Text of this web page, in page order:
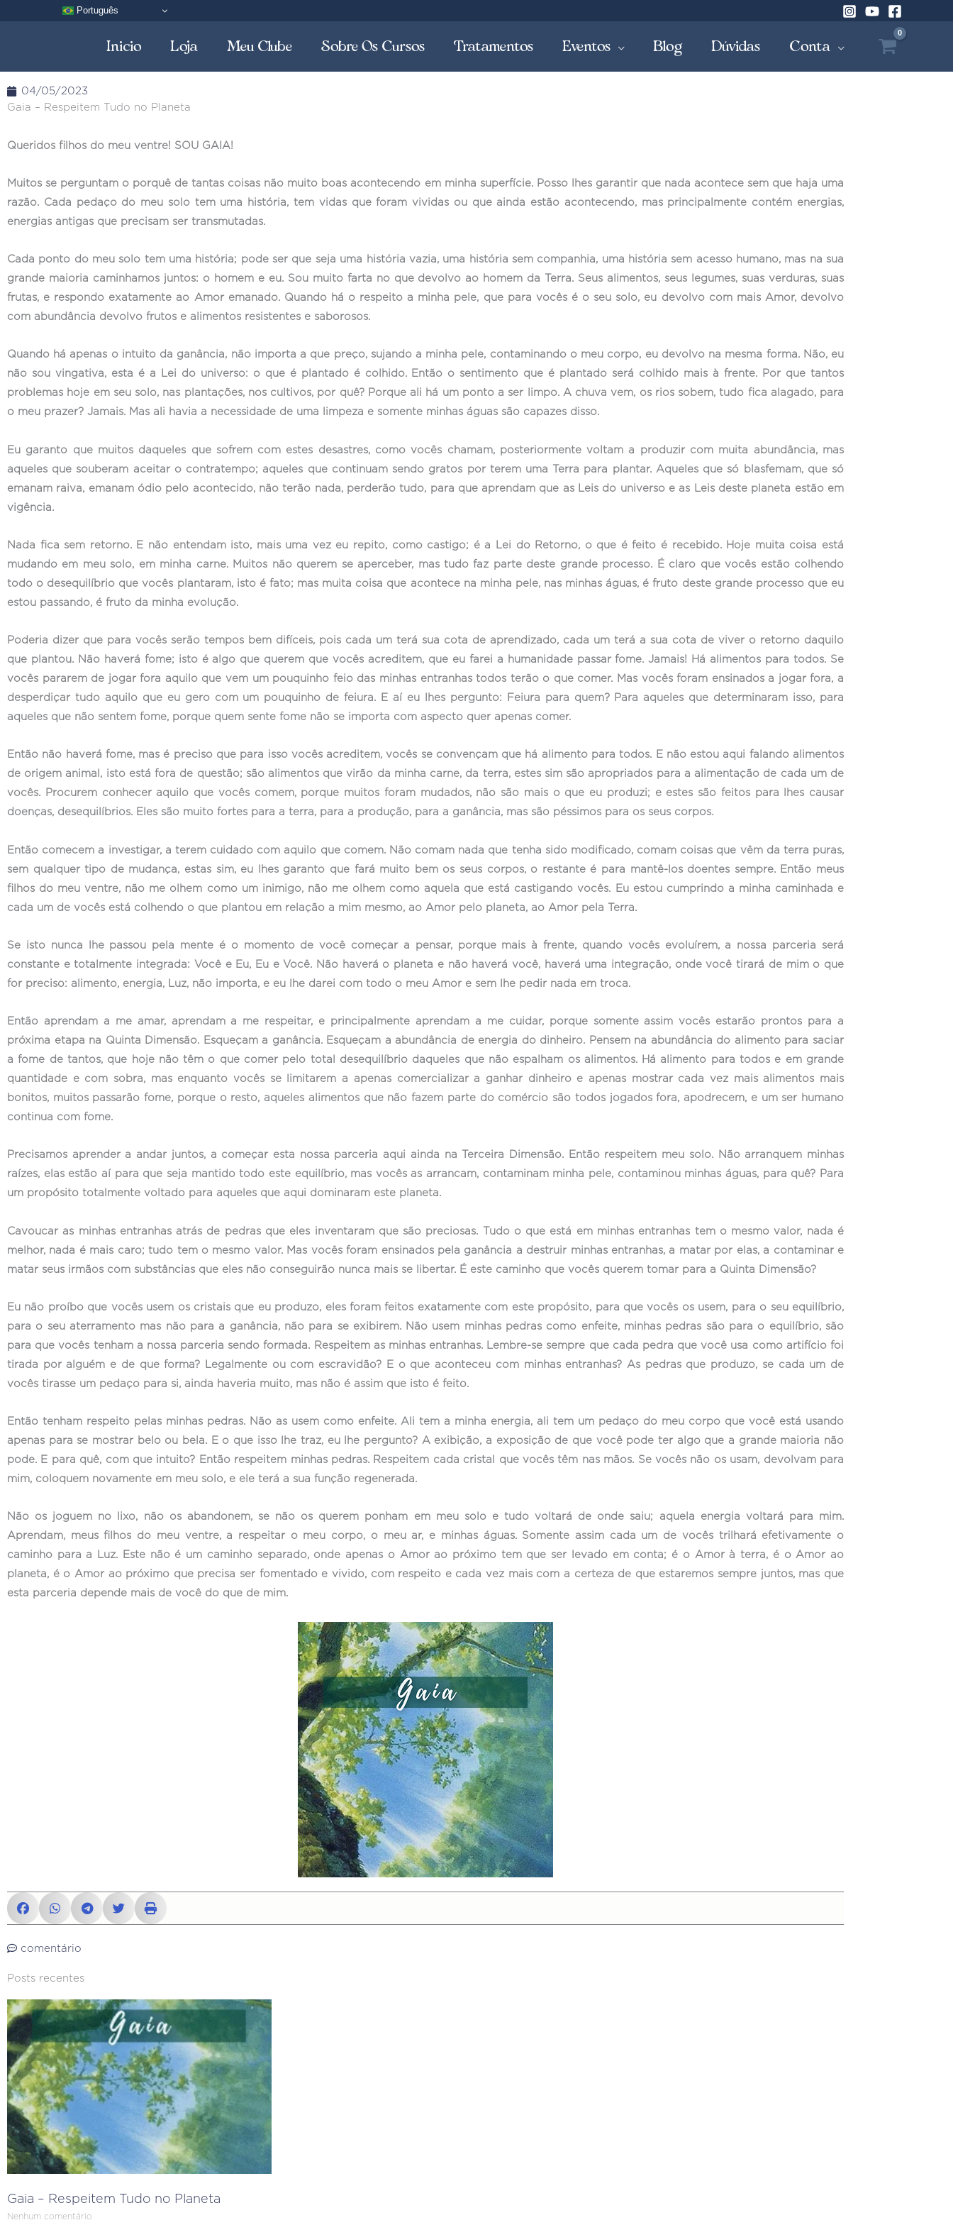
Português
Inicio Loja Meu Clube Sobre Os Cursos Tratamentos Eventos Blog Dúvidas Conta
04/05/2023
Gaia – Respeitem Tudo no Planeta
Queridos filhos do meu ventre! SOU GAIA!
Muitos se perguntam o porquê de tantas coisas não muito boas acontecendo em minha superfície. Posso lhes garantir que nada acontece sem que haja uma
razão. Cada pedaço do meu solo tem uma história, tem vidas que foram vividas ou que ainda estão acontecendo, mas principalmente contém energias,
energias antigas que precisam ser transmutadas.
Cada ponto do meu solo tem uma história; pode ser que seja uma história vazia, uma história sem companhia, uma história sem acesso humano, mas na sua
grande maioria caminhamos juntos: o homem e eu. Sou muito farta no que devolvo ao homem da Terra. Seus alimentos, seus legumes, suas verduras, suas
frutas, e respondo exatamente ao Amor emanado. Quando há o respeito a minha pele, que para vocês é o seu solo, eu devolvo com mais Amor, devolvo
com abundância devolvo frutos e alimentos resistentes e saborosos.
Quando há apenas o intuito da ganância, não importa a que preço, sujando a minha pele, contaminando o meu corpo, eu devolvo na mesma forma. Não, eu
não sou vingativa, esta é a Lei do universo: o que é plantado é colhido. Então o sentimento que é plantado será colhido mais à frente. Por que tantos
problemas hoje em seu solo, nas plantações, nos cultivos, por quê? Porque ali há um ponto a ser limpo. A chuva vem, os rios sobem, tudo fica alagado, para
o meu prazer? Jamais. Mas ali havia a necessidade de uma limpeza e somente minhas águas são capazes disso.
Eu garanto que muitos daqueles que sofrem com estes desastres, como vocês chamam, posteriormente voltam a produzir com muita abundância, mas
aqueles que souberam aceitar o contratempo; aqueles que continuam sendo gratos por terem uma Terra para plantar. Aqueles que só blasfemam, que só
emanam raiva, emanam ódio pelo acontecido, não terão nada, perderão tudo, para que aprendam que as Leis do universo e as Leis deste planeta estão em
vigência.
Nada fica sem retorno. E não entendam isto, mais uma vez eu repito, como castigo; é a Lei do Retorno, o que é feito é recebido. Hoje muita coisa está
mudando em meu solo, em minha carne. Muitos não querem se aperceber, mas tudo faz parte deste grande processo. É claro que vocês estão colhendo
todo o desequilíbrio que vocês plantaram, isto é fato; mas muita coisa que acontece na minha pele, nas minhas águas, é fruto deste grande processo que eu
estou passando, é fruto da minha evolução.
Poderia dizer que para vocês serão tempos bem difíceis, pois cada um terá sua cota de aprendizado, cada um terá a sua cota de viver o retorno daquilo
que plantou. Não haverá fome; isto é algo que querem que vocês acreditem, que eu farei a humanidade passar fome. Jamais! Há alimentos para todos. Se
vocês pararem de jogar fora aquilo que vem um pouquinho feio das minhas entranhas todos terão o que comer. Mas vocês foram ensinados a jogar fora, a
desperdiçar tudo aquilo que eu gero com um pouquinho de feiura. E aí eu lhes pergunto: Feiura para quem? Para aqueles que determinaram isso, para
aqueles que não sentem fome, porque quem sente fome não se importa com aspecto quer apenas comer.
Então não haverá fome, mas é preciso que para isso vocês acreditem, vocês se convençam que há alimento para todos. E não estou aqui falando alimentos
de origem animal, isto está fora de questão; são alimentos que virão da minha carne, da terra, estes sim são apropriados para a alimentação de cada um de
vocês. Procurem conhecer aquilo que vocês comem, porque muitos foram mudados, não são mais o que eu produzi; e estes são feitos para lhes causar
doenças, desequilíbrios. Eles são muito fortes para a terra, para a produção, para a ganância, mas são péssimos para os seus corpos.
Então comecem a investigar, a terem cuidado com aquilo que comem. Não comam nada que tenha sido modificado, comam coisas que vêm da terra puras,
sem qualquer tipo de mudança, estas sim, eu lhes garanto que fará muito bem os seus corpos, o restante é para mantê-los doentes sempre. Então meus
filhos do meu ventre, não me olhem como um inimigo, não me olhem como aquela que está castigando vocês. Eu estou cumprindo a minha caminhada e
cada um de vocês está colhendo o que plantou em relação a mim mesmo, ao Amor pelo planeta, ao Amor pela Terra.
Se isto nunca lhe passou pela mente é o momento de você começar a pensar, porque mais à frente, quando vocês evoluírem, a nossa parceria será
constante e totalmente integrada: Você e Eu, Eu e Você. Não haverá o planeta e não haverá você, haverá uma integração, onde você tirará de mim o que
for preciso: alimento, energia, Luz, não importa, e eu lhe darei com todo o meu Amor e sem lhe pedir nada em troca.
Então aprendam a me amar, aprendam a me respeitar, e principalmente aprendam a me cuidar, porque somente assim vocês estarão prontos para a
próxima etapa na Quinta Dimensão. Esqueçam a ganância. Esqueçam a abundância de energia do dinheiro. Pensem na abundância do alimento para saciar
a fome de tantos, que hoje não têm o que comer pelo total desequilíbrio daqueles que não espalham os alimentos. Há alimento para todos e em grande
quantidade e com sobra, mas enquanto vocês se limitarem a apenas comercializar a ganhar dinheiro e apenas mostrar cada vez mais alimentos mais
bonitos, muitos passarão fome, porque o resto, aqueles alimentos que não fazem parte do comércio são todos jogados fora, apodrecem, e um ser humano
continua com fome.
Precisamos aprender a andar juntos, a começar esta nossa parceria aqui ainda na Terceira Dimensão. Então respeitem meu solo. Não arranquem minhas
raízes, elas estão aí para que seja mantido todo este equilíbrio, mas vocês as arrancam, contaminam minha pele, contaminou minhas águas, para quê? Para
um propósito totalmente voltado para aqueles que aqui dominaram este planeta.
Cavoucar as minhas entranhas atrás de pedras que eles inventaram que são preciosas. Tudo o que está em minhas entranhas tem o mesmo valor, nada é
melhor, nada é mais caro; tudo tem o mesmo valor. Mas vocês foram ensinados pela ganância a destruir minhas entranhas, a matar por elas, a contaminar e
matar seus irmãos com substâncias que eles não conseguirão nunca mais se libertar. É este caminho que vocês querem tomar para a Quinta Dimensão?
Eu não proíbo que vocês usem os cristais que eu produzo, eles foram feitos exatamente com este propósito, para que vocês os usem, para o seu equilíbrio,
para o seu aterramento mas não para a ganância, não para se exibirem. Não usem minhas pedras como enfeite, minhas pedras são para o equilíbrio, são
para que vocês tenham a nossa parceria sendo formada. Respeitem as minhas entranhas. Lembre-se sempre que cada pedra que você usa como artifício foi
tirada por alguém e de que forma? Legalmente ou com escravidão? E o que aconteceu com minhas entranhas? As pedras que produzo, se cada um de
vocês tirasse um pedaço para si, ainda haveria muito, mas não é assim que isto é feito.
Então tenham respeito pelas minhas pedras. Não as usem como enfeite. Ali tem a minha energia, ali tem um pedaço do meu corpo que você está usando
apenas para se mostrar belo ou bela. E o que isso lhe traz, eu lhe pergunto? A exibição, a exposição de que você pode ter algo que a grande maioria não
pode. E para quê, com que intuito? Então respeitem minhas pedras. Respeitem cada cristal que vocês têm nas mãos. Se vocês não os usam, devolvam para
mim, coloquem novamente em meu solo, e ele terá a sua função regenerada.
Não os joguem no lixo, não os abandonem, se não os querem ponham em meu solo e tudo voltará de onde saiu; aquela energia voltará para mim.
Aprendam, meus filhos do meu ventre, a respeitar o meu corpo, o meu ar, e minhas águas. Somente assim cada um de vocês trilhará efetivamente o
caminho para a Luz. Este não é um caminho separado, onde apenas o Amor ao próximo tem que ser levado em conta; é o Amor à terra, é o Amor ao
planeta, é o Amor ao próximo que precisa ser fomentado e vivido, com respeito e cada vez mais com a certeza de que estaremos sempre juntos, mas que
esta parceria depende mais de você do que de mim.
comentário
Posts recentes
Gaia – Respeitem Tudo no Planeta
Nenhum comentário